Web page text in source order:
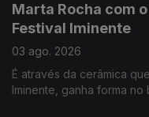
espreitar.
Marta Rocha com
Festival Iminente
03 ago. 2026
É através da cerâmica
Iminente, ganha forma no